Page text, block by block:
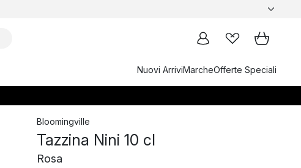
Nuovi ArriviMarcheOfferte Speciali
Bloomingville
Tazzina Nini 10 cl
Rosa